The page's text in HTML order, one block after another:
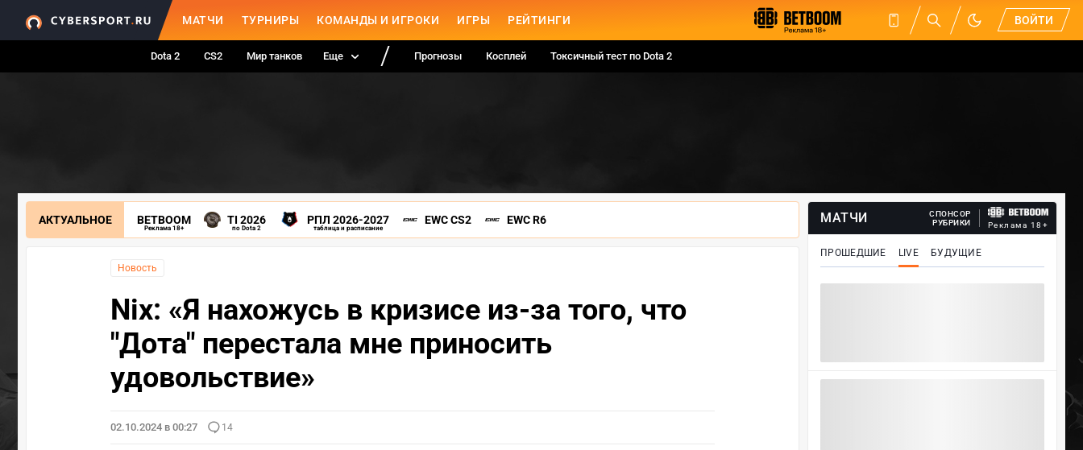
МАТЧИ ТУРНИРЫ КОМАНДЫ И ИГРОКИ ИГРЫ РЕЙТИНГИ ВОЙТИ
Dota 2 CS2 Мир танков Еще Прогнозы Косплей Токсичный тест по Dota 2
АКТУАЛЬНОЕ BETBOOM
Реклама 18+
TI 2026
по Dota 2
РПЛ 2026-2027
таблица и расписание
EWC CS2 EWC R6
Новость
Nix: «Я нахожусь в кризисе из-за того, что
"Дота" перестала мне приносить
удовольствие»
02.10.2024 в 00:27 14
МАТЧИ
СПОНСОР
РУБРИКИ
Реклама 18+
ПРОШЕДШИЕ LIVE БУДУЩИЕ